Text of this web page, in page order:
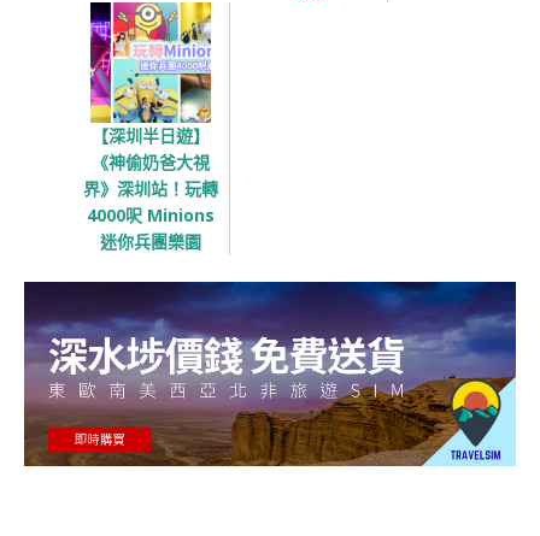
【深圳半日遊】
《神偷奶爸大視
界》深圳站！玩轉
4000呎 Minions
迷你兵團樂園